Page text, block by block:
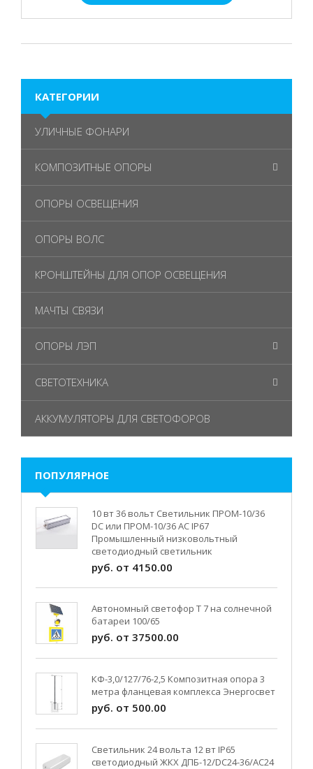
КАТЕГОРИИ
УЛИЧНЫЕ ФОНАРИ
КОМПОЗИТНЫЕ ОПОРЫ
ОПОРЫ ОСВЕЩЕНИЯ
ОПОРЫ ВОЛС
КРОНШТЕЙНЫ ДЛЯ ОПОР ОСВЕЩЕНИЯ
МАЧТЫ СВЯЗИ
ОПОРЫ ЛЭП
СВЕТОТЕХНИКА
АККУМУЛЯТОРЫ ДЛЯ СВЕТОФОРОВ
ПОПУЛЯРНОЕ
10 вт 36 вольт Светильник ПРОМ-10/36
DC или ПРОМ-10/36 AC IP67
Промышленный низковольтный
светодиодный светильник
руб. от 4150.00
Автономный светофор Т 7 на солнечной
батареи 100/65
руб. от 37500.00
КФ-3,0/127/76-2,5 Композитная опора 3
метра фланцевая комплекса Энергосвет
руб. от 500.00
Светильник 24 вольта 12 вт IP65
светодиодный ЖКХ ДПБ-12/DC24-36/АС24